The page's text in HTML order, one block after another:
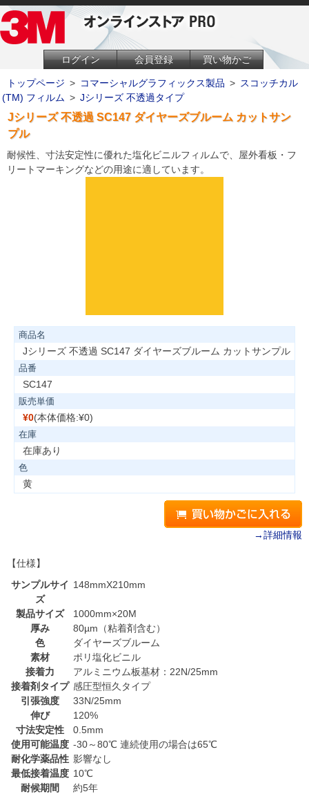
ログイン 会員登録 買い物かご
トップページ > コマーシャルグラフィックス製品 > スコッチカル
(TM) フィルム > Jシリーズ 不透過タイプ
Jシリーズ 不透過 SC147 ダイヤーズブルーム カットサン
プル
耐候性、寸法安定性に優れた塩化ビニルフィルムで、屋外看板・フ
リートマーキングなどの用途に適しています。
商品名
Jシリーズ 不透過 SC147 ダイヤーズブルーム カットサンプル
品番
SC147
販売単価
¥0(本体価格:¥0)
在庫
在庫あり
色
黄
→詳細情報
【仕様】
サンプルサイ
ズ
148mmX210mm
製品サイズ
1000mm×20M
厚み
80µm（粘着剤含む）
色
ダイヤーズブルーム
素材
ポリ塩化ビニル
接着力
アルミニウム板基材：22N/25mm
接着剤タイプ 感圧型恒久タイプ
引張強度
33N/25mm
伸び
120%
寸法安定性
0.5mm
使用可能温度 -30～80℃ 連続使用の場合は65℃
耐化学薬品性 影響なし
最低接着温度 10℃
耐候期間
約5年